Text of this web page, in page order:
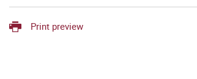
Print preview